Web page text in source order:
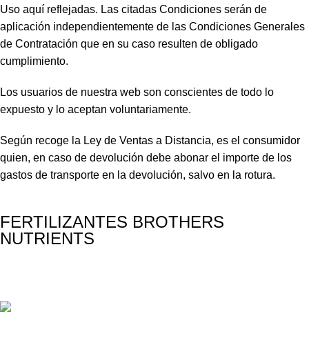
Uso aquí reflejadas. Las citadas Condiciones serán de
aplicación independientemente de las Condiciones Generales
de Contratación que en su caso resulten de obligado
cumplimiento.
Los usuarios de nuestra web son conscientes de todo lo
expuesto y lo aceptan voluntariamente.
Según recoge la Ley de Ventas a Distancia, es el consumidor
quien, en caso de devolución debe abonar el importe de los
gastos de transporte en la devolución, salvo en la rotura.
FERTILIZANTES BROTHERS
NUTRIENTS